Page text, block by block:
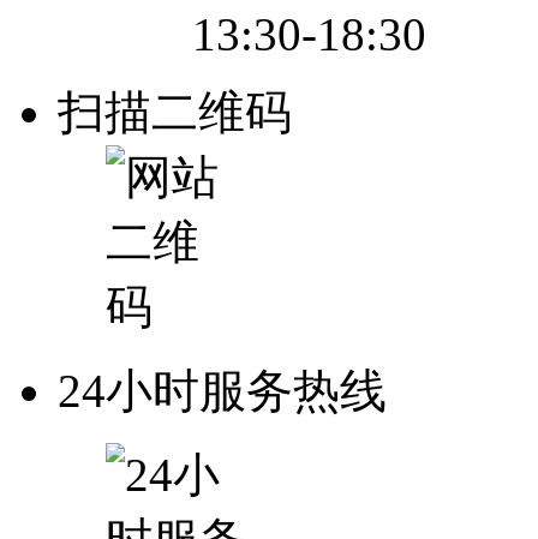
13:30-18:30
扫描二维码
24小时服务热线